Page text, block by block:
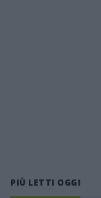
PIÙ LETTI OGGI